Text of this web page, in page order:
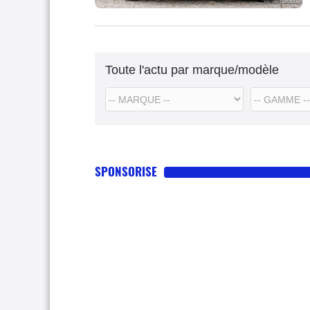
Toute l'actu par marque/modèle
SPONSORISE